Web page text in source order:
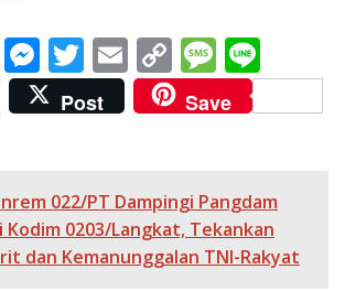
W M
e
ss
n
g
er
T
w
itt
E
m
ai
C
o
p
Li
n
k
M
e
ss
g
e
n
e
Post Save
022/PT Dampingi Pangdam
Kodim 0203/Langkat, Tekankan
dan Kemanunggalan TNI-Rakyat